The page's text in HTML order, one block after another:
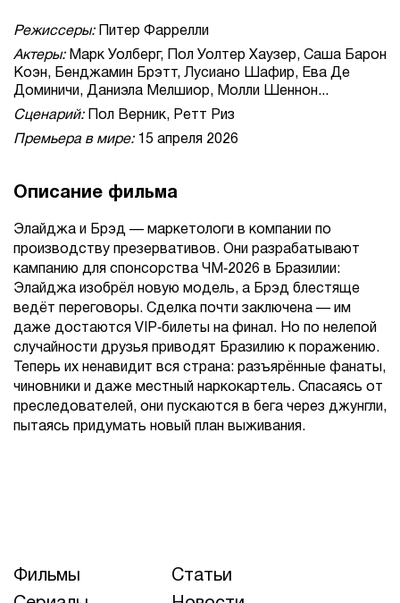
Режиссеры:Питер Фаррелли
Актеры:Марк Уолберг, Пол Уолтер Хаузер, Саша Барон
Коэн, Бенджамин Брэтт, Лусиано Шафир, Ева Де
Доминичи, Даниэла Мелшиор, Молли Шеннон...
Сценарий:Пол Верник, Ретт Риз
Премьера в мире:15 апреля 2026
Описание фильма
Элайджа и Брэд — маркетологи в компании по
производству презервативов. Они разрабатывают
кампанию для спонсорства ЧМ‑2026 в Бразилии:
Элайджа изобрёл новую модель, а Брэд блестяще
ведёт переговоры. Сделка почти заключена — им
даже достаются VIP‑билеты на финал. Но по нелепой
случайности друзья приводят Бразилию к поражению.
Теперь их ненавидит вся страна: разъярённые фанаты,
чиновники и даже местный наркокартель. Спасаясь от
преследователей, они пускаются в бега через джунгли,
пытаясь придумать новый план выживания.
Фильмы
Статьи